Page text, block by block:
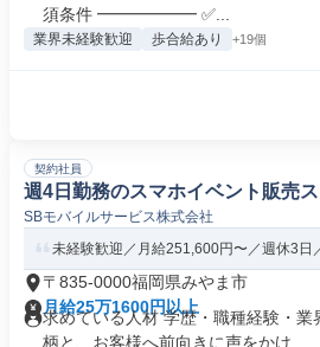
須条件 ━━━━━━ ✅...
業界未経験歓迎 歩合給あり +19個
契約社員
週4日勤務のスマホイベント販売
SBモバイルサービス株式会社
未経験歓迎／月給251,600円〜／週休3日
〒835-0000福岡県みやま市
月給25万1600円以上
求めている人材 学歴・職種経験・業
柄と、お客様へ前向きに声をかけ...